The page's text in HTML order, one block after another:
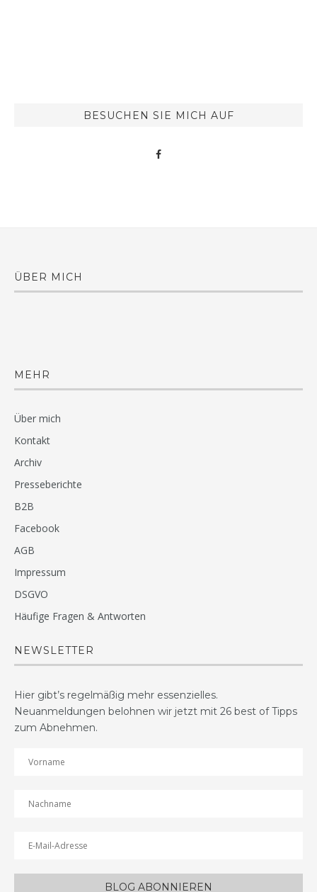
BESUCHEN SIE MICH AUF
ÜBER MICH
MEHR
Über mich
Kontakt
Archiv
Presseberichte
B2B
Facebook
AGB
Impressum
DSGVO
Häufige Fragen & Antworten
NEWSLETTER
Hier gibt’s regelmäßig mehr essenzielles.
Neuanmeldungen belohnen wir jetzt mit 26 best of Tipps
zum Abnehmen.